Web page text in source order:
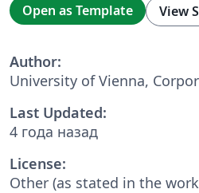
Open as Template View
Author:
University of Vienna,
Last Updated:
4 года назад
License:
Other (as stated in the